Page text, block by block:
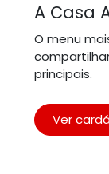
A Casa
O menu
principais.
Ver